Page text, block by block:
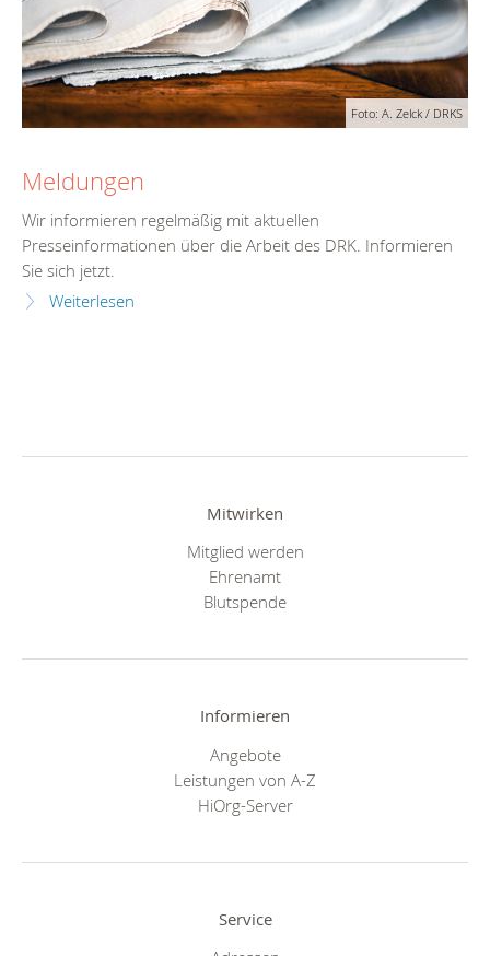
Foto: A. Zelck / DRKS
Meldungen
Wir informieren regelmäßig mit aktuellen
Presseinformationen über die Arbeit des DRK. Informieren
Sie sich jetzt.
Weiterlesen
Mitwirken
Mitglied werden
Ehrenamt
Blutspende
Informieren
Angebote
Leistungen von A-Z
HiOrg-Server
Service